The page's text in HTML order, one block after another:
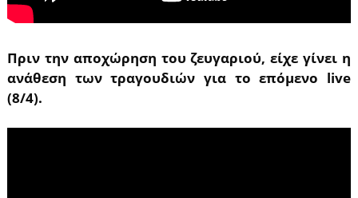
Πριν την αποχώρηση του ζευγαριού, είχε γίνει η
ανάθεση των τραγουδιών για το επόμενο live
(8/4).